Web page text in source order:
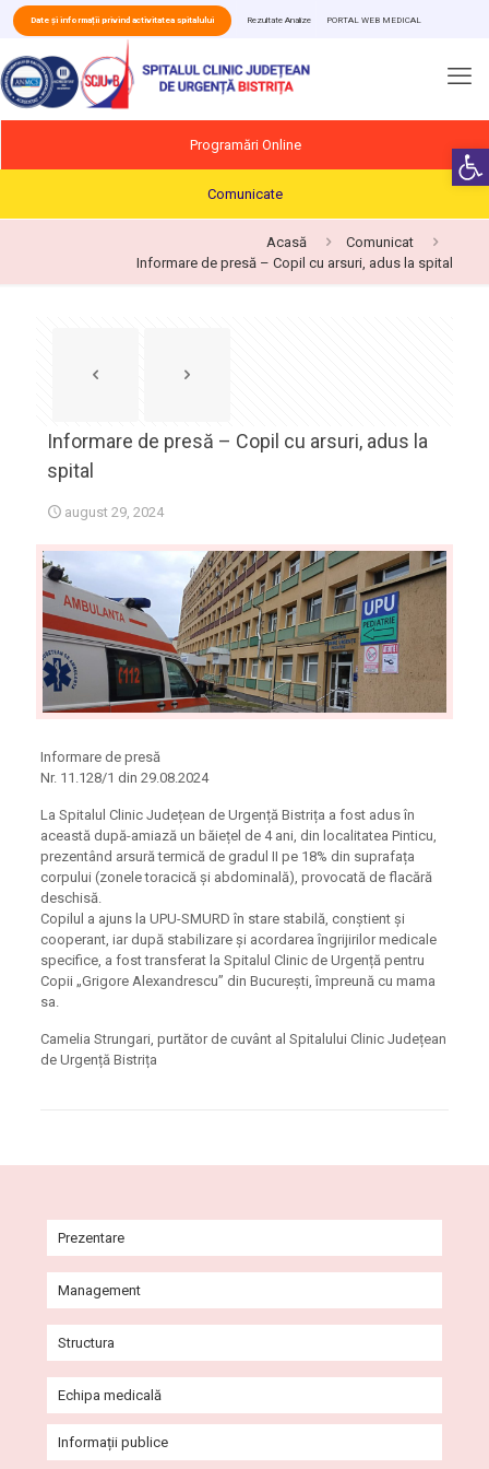
Date și informații privind activitatea spitalului Rezultate Analize PORTAL WEB MEDICAL
Programări Online
Comunicate
Acasă
Comunicat
Informare de presă – Copil cu arsuri, adus la spital
Informare de presă – Copil cu arsuri, adus la
spital
august 29, 2024
Informare de presă
Nr. 11.128/1 din 29.08.2024
La Spitalul Clinic Județean de Urgență Bistrița a fost adus în
această după-amiază un băiețel de 4 ani, din localitatea Pinticu,
prezentând arsură termică de gradul II pe 18% din suprafața
corpului (zonele toracică și abdominală), provocată de flacără
deschisă.
Copilul a ajuns la UPU-SMURD în stare stabilă, conștient și
cooperant, iar după stabilizare și acordarea îngrijirilor medicale
specifice, a fost transferat la Spitalul Clinic de Urgență pentru
Copii „Grigore Alexandrescu” din București, împreună cu mama
sa.
Camelia Strungari, purtător de cuvânt al Spitalului Clinic Județean
de Urgență Bistrița
Prezentare
Misiune și viziune
Agenda conducerii
Galerie imagini
Programe
Management
Consiliul de Administrație
Consiliul de Etică
Structura
Cabinete Ambulatoriu
Secții
Echipa medicală
Informații publice